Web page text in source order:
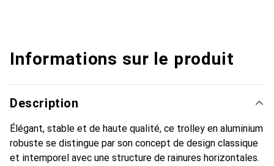
Informations sur le produit
Description
Élégant, stable et de haute qualité, ce trolley en aluminium
robuste se distingue par son concept de design classique
et intemporel avec une structure de rainures horizontales.